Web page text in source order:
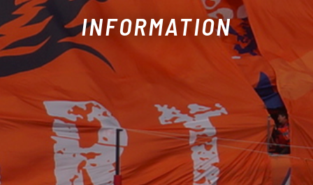
INFORMATION